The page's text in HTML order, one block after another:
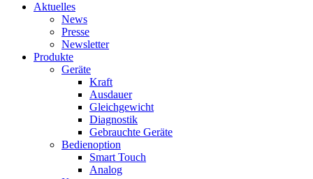
Aktuelles
News
Presse
Newsletter
Produkte
Geräte
Kraft
Ausdauer
Gleichgewicht
Diagnostik
Gebrauchte Geräte
Bedienoption
Smart Touch
Analog